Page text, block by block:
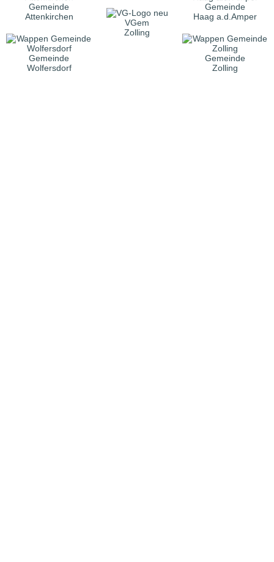
Gemeinde
Attenkirchen
VGem
Zolling
Gemeinde
Haag a.d.Amper
Gemeinde
Wolfersdorf
Gemeinde
Zolling